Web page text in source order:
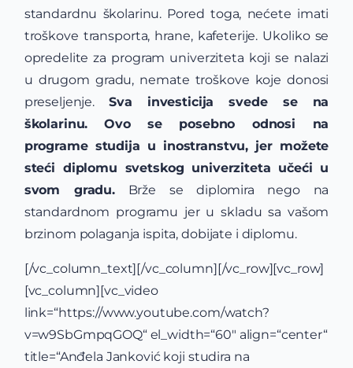
standardnu školarinu. Pored toga, nećete imati
troškove transporta, hrane, kafeterije. Ukoliko se
opredelite za program univerziteta koji se nalazi
u drugom gradu, nemate troškove koje donosi
preseljenje.Sva investicija svede se na
školarinu.
Ovo se posebno odnosi na
programe studija u inostranstvu, jer možete
steći diplomu svetskog univerziteta učeći u
svom gradu.Brže se diplomira nego na
standardnom programu jer u skladu sa vašom
brzinom polaganja ispita, dobijate i diplomu.
[/vc_column_text][/vc_column][/vc_row][vc_row]
[vc_column][vc_video
link=“https://www.youtube.com/watch?
v=w9SbGmpqGOQ“ el_width=“60″ align=“center“
title=“Anđela Janković koji studira na